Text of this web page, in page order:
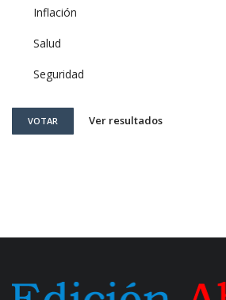
Inflación
Salud
Seguridad
VOTAR Ver resultados